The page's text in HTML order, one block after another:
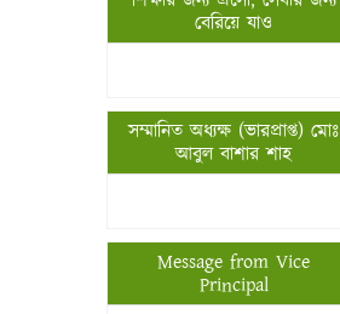
বেরিয়ে যাও
সম্মানিত অধ্যক্ষ (ভারপ্রাপ্ত) মোঃ
আবুল বাশার শাহ
Message from Vice
Principal